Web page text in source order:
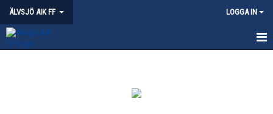
ÄLVSJÖ AIK FF LOGGA IN